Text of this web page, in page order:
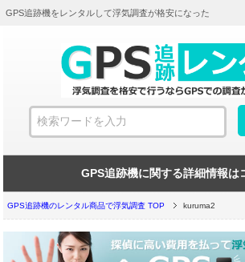
GPS追跡機をレンタルして浮気調査が格安になった
GPS追跡機に関する詳細情報は
GPS追跡機のレンタル商品で浮気調査 TOP kuruma2